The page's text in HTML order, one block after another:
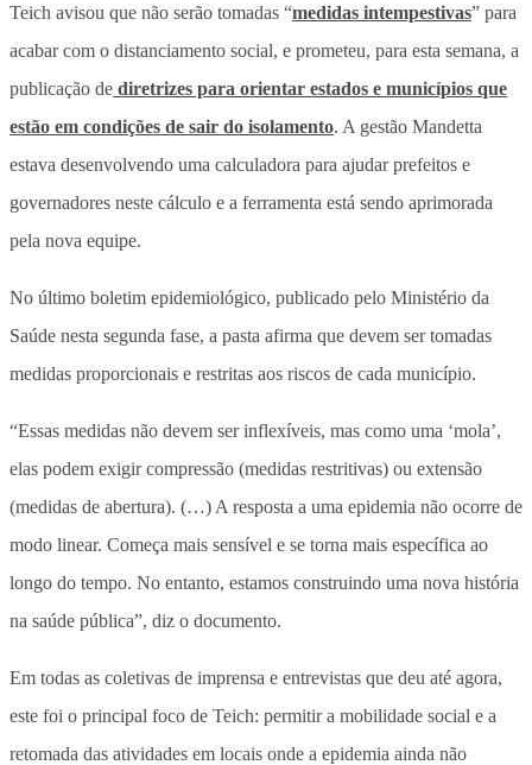
Teich avisou que não serão tomadas “medidas intempestivas” para
acabar com o distanciamento social, e prometeu, para esta semana, a
publicação de diretrizes para orientar estados e municípios que
estão em condições de sair do isolamento. A gestão Mandetta
estava desenvolvendo uma calculadora para ajudar prefeitos e
governadores neste cálculo e a ferramenta está sendo aprimorada
pela nova equipe.
No último boletim epidemiológico, publicado pelo Ministério da
Saúde nesta segunda fase, a pasta afirma que devem ser tomadas
medidas proporcionais e restritas aos riscos de cada município.
“Essas medidas não devem ser inflexíveis, mas como uma ‘mola’,
elas podem exigir compressão (medidas restritivas) ou extensão
(medidas de abertura). (…) A resposta a uma epidemia não ocorre de
modo linear. Começa mais sensível e se torna mais específica ao
longo do tempo. No entanto, estamos construindo uma nova história
na saúde pública”, diz o documento.
Em todas as coletivas de imprensa e entrevistas que deu até agora,
este foi o principal foco de Teich: permitir a mobilidade social e a
retomada das atividades em locais onde a epidemia ainda não